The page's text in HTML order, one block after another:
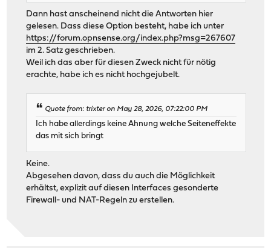
Dann hast anscheinend nicht die Antworten hier
gelesen. Dass diese Option besteht, habe ich unter
https://forum.opnsense.org/index.php?msg=267607
im 2. Satz geschrieben.
Weil ich das aber für diesen Zweck nicht für nötig
erachte, habe ich es nicht hochgejubelt.
Quote from: trixter on May 28, 2026, 07:22:00 PM
Ich habe allerdings keine Ahnung welche Seiteneffekte
das mit sich bringt
Keine.
Abgesehen davon, dass du auch die Möglichkeit
erhältst, explizit auf diesen Interfaces gesonderte
Firewall- und NAT-Regeln zu erstellen.